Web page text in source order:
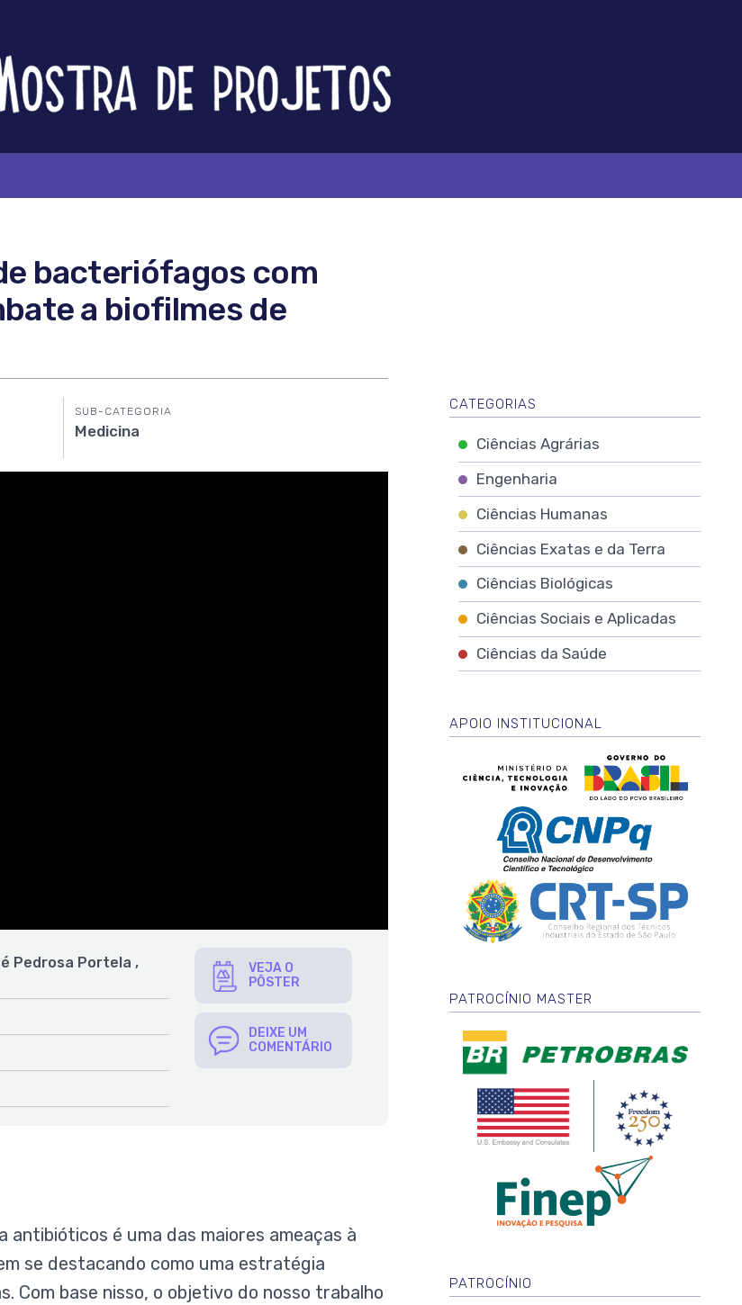
bacteriófagos com
a biofilmes de
SUB-CATEGORIA
Medicina
Pedrosa Portela ,
VEJA O
PÔSTER
DEIXE UM
COMENTÁRIO
é uma das maiores ameaças à
se destacando como uma estratégia
Com base nisso, o objetivo do nosso trabalho
CATEGORIAS
Ciências Agrárias
Engenharia
Ciências Humanas
Ciências Exatas e da Terra
Ciências Biológicas
Ciências Sociais e Aplicadas
Ciências da Saúde
APOIO INSTITUCIONAL
PATROCÍNIO MASTER
PATROCÍNIO